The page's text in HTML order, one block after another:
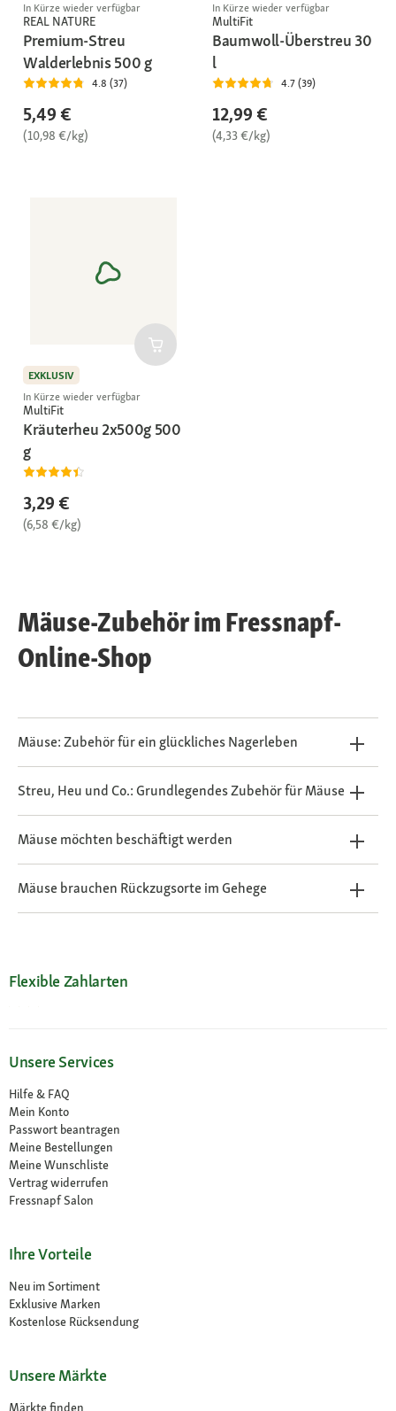
In Kürze wieder verfügbar
REAL NATURE
Premium-Streu
Walderlebnis 500 g
4.8 (37)
5,49 €
(10,98 €/kg)
In Kürze wieder verfügbar
MultiFit
Baumwoll-Überstreu 30
l
4.7 (39)
12,99 €
(4,33 €/kg)
EXKLUSIV
In Kürze wieder verfügbar
MultiFit
Kräuterheu 2x500g 500
g
3,29 €
(6,58 €/kg)
Mäuse-Zubehör im Fressnapf-
Online-Shop
Mäuse: Zubehör für ein glückliches Nagerleben
Streu, Heu und Co.: Grundlegendes Zubehör für Mäuse
Mäuse möchten beschäftigt werden
Mäuse brauchen Rückzugsorte im Gehege
Flexible Zahlarten
Unsere Services
Hilfe & FAQ
Mein Konto
Passwort beantragen
Meine Bestellungen
Meine Wunschliste
Vertrag widerrufen
Fressnapf Salon
Ihre Vorteile
Neu im Sortiment
Exklusive Marken
Kostenlose Rücksendung
Unsere Märkte
Märkte finden